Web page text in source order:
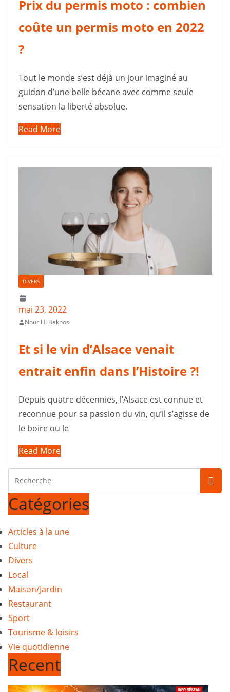
Prix du permis moto : combien
coûte un permis moto en 2022
?
Tout le monde s’est déjà un jour imaginé au
guidon d’une belle bécane avec comme seule
sensation la liberté absolue.
Read More
DIVERS
mai 23, 2022
Nour H. Bakhos
Et si le vin d’Alsace venait
entrait enfin dans l’Histoire ?!
Depuis quatre décennies, l’Alsace est connue et
reconnue pour sa passion du vin, qu’il s’agisse de
le boire ou le
Read More
Catégories
Articles à la une
Culture
Divers
Local
Maison/Jardin
Restaurant
Sport
Tourisme & loisirs
Vie quotidienne
Recent